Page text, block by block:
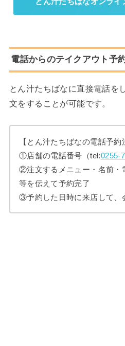
電話からのテイクアウト予
とん汁たちばなに直接電話を
文をすることが可能です。
【とん汁たちばなの電話予約
①店舗の電話番号（tel:0255-
②注文するメニュー・名前・
等を伝えて予約完了
③予約した日時に来店して、